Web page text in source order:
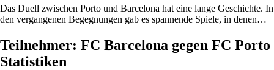
Das Duell zwischen Porto und Barcelona hat eine lange Geschichte. In
den vergangenen Begegnungen gab es spannende Spiele, in denen…
Teilnehmer: FC Barcelona gegen FC Porto
Statistiken